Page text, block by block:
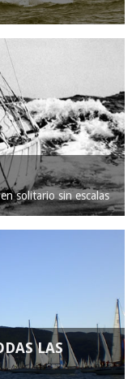
solitario sin escalas
LAS